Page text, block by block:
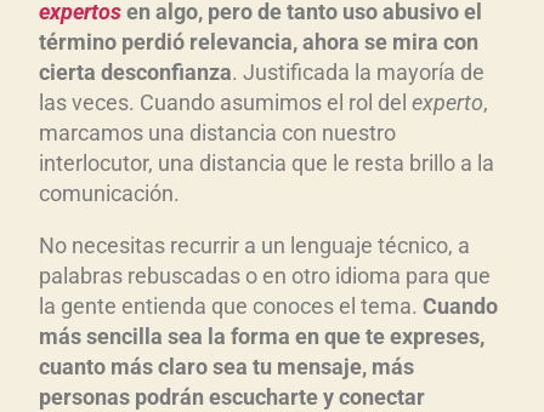
expertosen algo, pero de tanto uso abusivo el
término perdió relevancia, ahora se mira con
cierta desconfianza. Justificada la mayoría de
las veces. Cuando asumimos el rol del experto,
marcamos una distancia con nuestro
interlocutor, una distancia que le resta brillo a la
comunicación.
No necesitas recurrir a un lenguaje técnico, a
palabras rebuscadas o en otro idioma para que
la gente entienda que conoces el tema. Cuando
más sencilla sea la forma en que te expreses,
cuanto más claro sea tu mensaje, más
personas podrán escucharte y conectar